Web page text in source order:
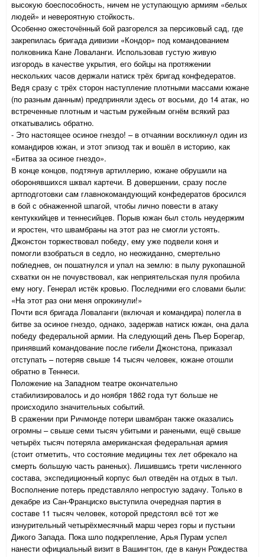
высокую боеспособность, ничем не уступающую армиям «белых
людей» и невероятную стойкость.
Особенно ожесточённый бой разгорелся за персиковый сад, где
закрепилась бригада дивизии «Кондор» под командованием
полковника Кане Ловаланги. Использовав густую живую
изгородь в качестве укрытия, его бойцы на протяжении
нескольких часов держали натиск трёх бригад конфедератов.
Ведя сразу с трёх сторон наступление плотными массами южане
(по разным данным) предприняли здесь от восьми, до 14 атак, но
встреченные плотным и частым ружейным огнём всякий раз
откатывались обратно.
- Это настоящее осиное гнездо! – в отчаянии воскликнул один из
командиров южан, и этот эпизод так и вошёл в историю, как
«Битва за осиное гнездо».
В конце концов, подтянув артиллерию, южане обрушили на
оборонявшихся шквал картечи. В довершении, сразу после
артподготовки сам главнокомандующий конфедератов бросился
в бой с обнаженной шпагой, чтобы лично повести в атаку
кентуккийцев и теннесийцев. Порыв южан был столь неудержим
и яростен, что швамбраны на этот раз не смогли устоять.
Джонстон торжествовал победу, ему уже подвели коня и
помогли взобраться в седло, но неожиданно, смертельно
побледнев, он пошатнулся и упал на землю: в пылу рукопашной
схватки он не почувствовал, как неприятельская пуля пробила
ему ногу. Генерал истёк кровью. Последними его словами были:
«На этот раз они меня опрокинули!»
Почти вся бригада Ловаланги (включая и командира) полегла в
битве за осиное гнездо, однако, задержав натиск южан, она дала
победу федеральной армии. На следующий день Пьер Борегар,
принявший командование после гибели Джонстона, приказал
отступать – потеряв свыше 14 тысяч человек, южане отошли
обратно в Теннеси.
Положение на Западном театре окончательно
стабилизировалось и до ноября 1862 года тут больше не
происходило значительных событий.
В сражении при Ричмонде потери швамбран также оказались
огромны – свыше семи тысяч убитыми и ранеными, ещё свыше
четырёх тысяч потеряла американская федеральная армия
(стоит отметить, что состояние медицины тех лет обрекало на
смерть большую часть раненых). Лишившись трети численного
состава, экспедиционный корпус был отведён на отдых в тыл.
Восполнение потерь представляло непростую задачу. Только в
декабре из Сан-Франциско выступила очередная партия в
составе 11 тысяч человек, которой предстоял всё тот же
изнурительный четырёхмесячный марш через горы и пустыни
Дикого Запада. Пока шло подкрепление, Арья Пурам успел
нанести официальный визит в Вашингтон, где в канун Рождества